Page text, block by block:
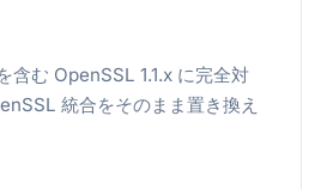
含む OpenSSL 1.1.x に完全対
統合をそのまま置き換え